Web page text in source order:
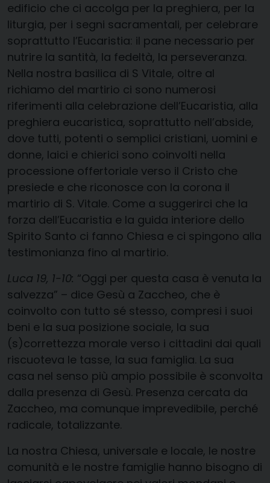
edificio che ci accolga per la preghiera, per la
liturgia, per i segni sacramentali, per celebrare
soprattutto l’Eucaristia: il pane necessario per
nutrire la santità, la fedeltà, la perseveranza.
Nella nostra basilica di S Vitale, oltre al
richiamo del martirio ci sono numerosi
riferimenti alla celebrazione dell’Eucaristia, alla
preghiera eucaristica, soprattutto nell’abside,
dove tutti, potenti o semplici cristiani, uomini e
donne, laici e chierici sono coinvolti nella
processione offertoriale verso il Cristo che
presiede e che riconosce con la corona il
martirio di S. Vitale. Come a suggerirci che la
forza dell’Eucaristia e la guida interiore dello
Spirito Santo ci fanno Chiesa e ci spingono alla
testimonianza fino al martirio.
Luca 19, 1-10: “Oggi per questa casa è venuta la
salvezza” – dice Gesù a Zaccheo, che è
coinvolto con tutto sé stesso, compresi i suoi
beni e la sua posizione sociale, la sua
(s)correttezza morale verso i cittadini dai quali
riscuoteva le tasse, la sua famiglia. La sua
casa nel senso più ampio possibile è sconvolta
dalla presenza di Gesù. Presenza cercata da
Zaccheo, ma comunque imprevedibile, perché
radicale, totalizzante.
La nostra Chiesa, universale e locale, le nostre
comunità e le nostre famiglie hanno bisogno di